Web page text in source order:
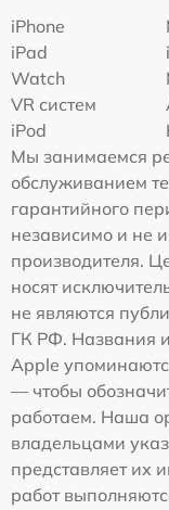
iPhone
iPad
Watch
VR систем
iPod
Мы занимаемся
обслуживанием
гарантийного
независимо и не
производителя.
носят
не являются
ГК РФ. Названия
Apple
— чтобы
работаем. Наша
владельцами
представляет их
работ